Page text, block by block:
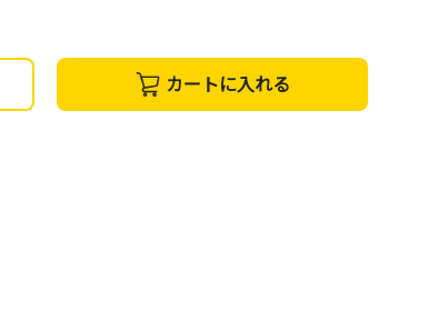
カートに入れる